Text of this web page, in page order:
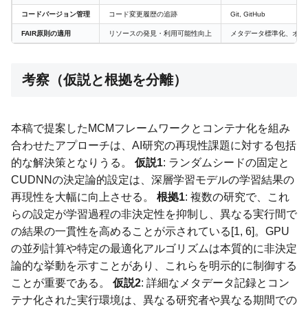
コードバージョン管理 コード変更履歴の追跡 Git, GitHub
FAIR原則の適用 リソースの発見・利用可能性向上 メタデータ標準化、オ
考察（仮説と根拠を分離）
本稿で提案したMCMフレームワークとコンテナ化を組み
合わせたアプローチは、AI研究の再現性課題に対する包括
的な解決策となりうる。 仮説1: ランダムシードの固定と
CUDNNの決定論的設定は、深層学習モデルの学習結果の
再現性を大幅に向上させる。 根拠1: 複数の研究で、これ
らの設定が学習過程の非決定性を抑制し、異なる実行間で
の結果の一貫性を高めることが示されている[1, 6]。GPU
の並列計算や特定の最適化アルゴリズムは本質的に非決定
論的な挙動を示すことがあり、これらを明示的に制御する
ことが重要である。 仮説2: 詳細なメタデータ記録とコン
テナ化された実行環境は、異なる研究者や異なる期間での